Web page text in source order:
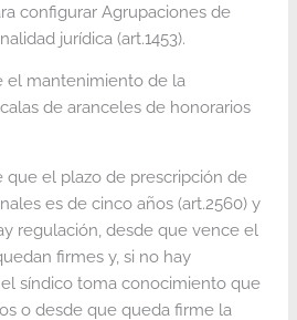
configurar Agrupaciones de
jurídica (art.1453).
el mantenimiento de la
de aranceles de honorarios
que el plazo de prescripción de
es de cinco años (art.2560) y
regulación, desde que vence el
firmes y, si no hay
síndico toma conocimiento que
o desde que queda firme la